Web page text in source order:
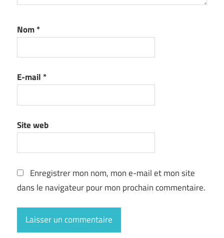
Nom*
E-mail *
Site web
Enregistrer mon nom, mon e-mail et mon site
dans le navigateur pour mon prochain commentaire.